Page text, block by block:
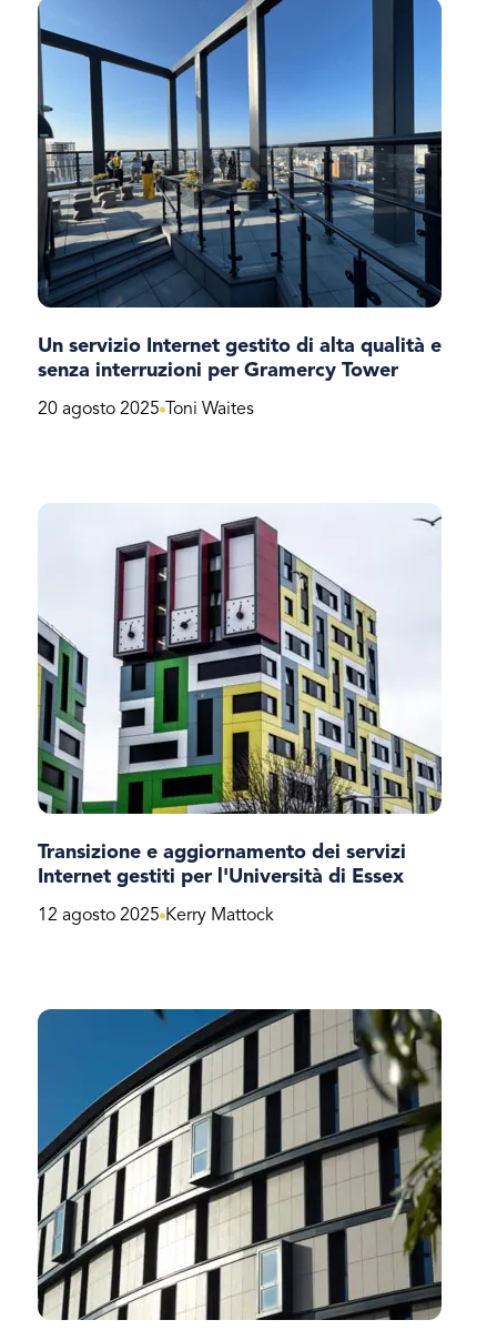
Un servizio Internet gestito di alta qualità e
senza interruzioni per Gramercy Tower
20 agosto 2025 Toni Waites
Transizione e aggiornamento dei servizi
Internet gestiti per l'Università di Essex
12 agosto 2025 Kerry Mattock